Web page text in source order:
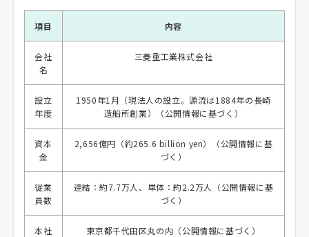
項目 内容
会社
名
三菱重工業株式会社
設立
年度
1950年1月（現法人の設立。源流は1884年の長崎
造船所創業）（公開情報に基づく）
資本
金
2,656億円（約265.6 billion yen）（公開情報に基
づく）
従業
員数
連結：約7.7万人、単体：約2.2万人（公開情報に基
づく）
本社 東京都千代田区丸の内（公開情報に基づく）